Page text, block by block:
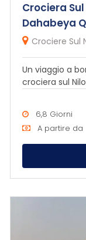
Crociera Sul
Dahabeya
Crociere Sul
Un viaggio a
crociera sul
6,8 Giorni
A partire da